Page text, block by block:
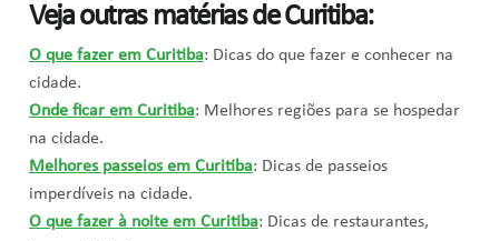
Veja outras matérias de Curitiba:
O que fazer em Curitiba: Dicas do que fazer e conhecer na
cidade.
Onde ficar em Curitiba: Melhores regiões para se hospedar
na cidade.
Melhores passeios em Curitiba: Dicas de passeios
imperdíveis na cidade.
O que fazer à noite em Curitiba: Dicas de restaurantes,